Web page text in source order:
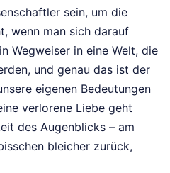
sein, um die
wenn man sich darauf
Wegweiser in eine Welt, die
und genau das ist der
eigenen Bedeutungen
verlorene Liebe geht
des Augenblicks – am
bleicher zurück,